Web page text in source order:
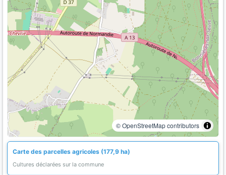
© OpenStreetMap contributors
Carte des parcelles agricoles (177,9 ha)
Cultures déclarées sur la commune